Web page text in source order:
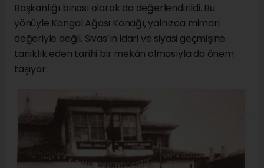
Başkanlığı binası olarak da değerlendirildi. Bu
yönüyle Kangal Ağası Konağı, yalnızca mimari
değeriyle değil, Sivas’ın idari ve siyasi geçmişine
tanıklık eden tarihi bir mekân olmasıyla da önem
taşıyor.